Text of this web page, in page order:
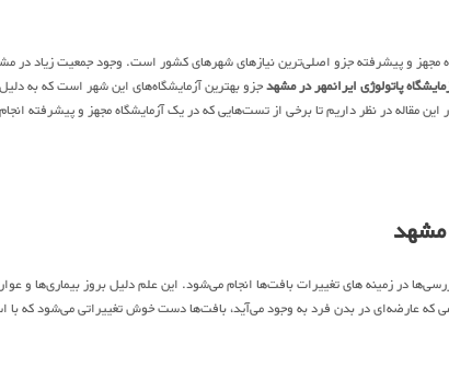
مجهز و پیشرفته جزو اصلی‌ترین نیاز‌های شهر‌های کشور است. وجود جمعیت زیاد
پاتولوژی ایرانمهر در مشهدجزو بهترین آزمایشگاه‌های این شهر است که به
مقاله در نظر داریم تا برخی از تست‌هایی که در یک آزمایشگاه مجهز و پیشرفته
مشهد
در زمینه ها‌ی تغییرات بافت‌ها انجام می‌شود. این علم دلیل بروز بیماری‌ها و
که عارضه‌ای در بدن فرد به وجود می‌آید، بافت‌ها دست خوش تغییراتی می‌شود که با